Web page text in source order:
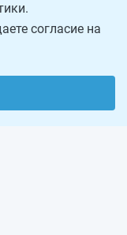
согласие на